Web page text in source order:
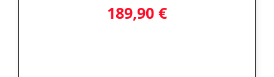
189,90 €